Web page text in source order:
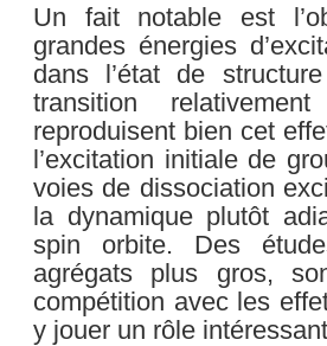
Un fait notable est
grandes énergies
dans l’état de
transition
reproduisent bien cet
l’excitation initiale de
voies de dissociation
la dynamique plutôt
spin orbite. Des
agrégats plus gros,
compétition avec les
y jouer un rôle